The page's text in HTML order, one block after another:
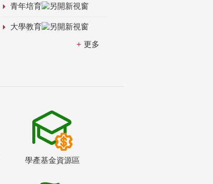
青年培育
大學教育
更多
學產基金資源區